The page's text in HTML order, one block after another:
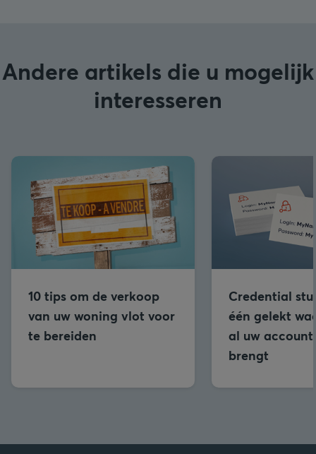
Andere artikels die u mogelijk
interesseren
10 tips om de verkoop
van uw woning vlot voor
te bereiden
Credential
één gelekt
al uw
brengt